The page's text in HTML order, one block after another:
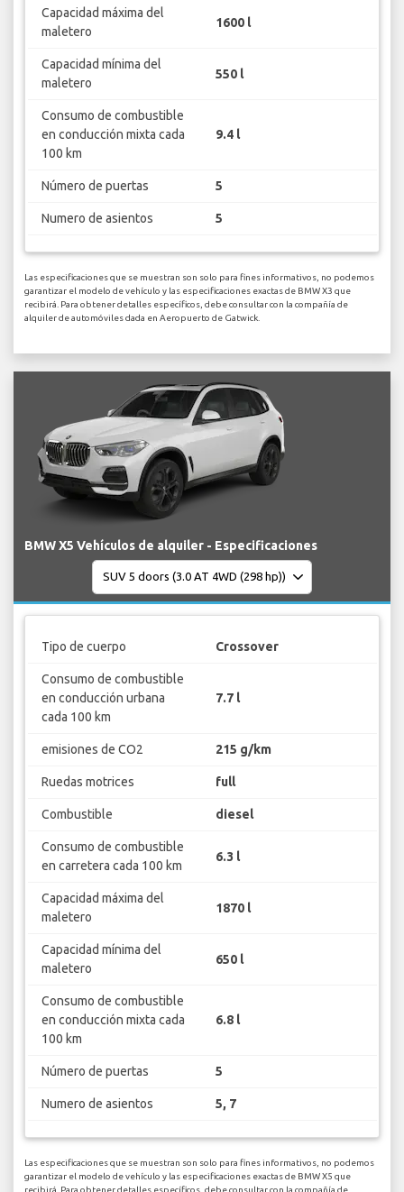
Capacidad máxima del
maletero
1600 l
Capacidad mínima del
maletero
550 l
Consumo de combustible
en conducción mixta cada
100 km
9.4 l
Número de puertas 5
Numero de asientos 5
Las especificaciones que se muestran son solo para fines informativos, no podemos
garantizar el modelo de vehículo y las especificaciones exactas de BMW X3 que
recibirá. Para obtener detalles específicos, debe consultar con la compañía de
alquiler de automóviles dada en Aeropuerto de Gatwick.
BMW X5 Vehículos de alquiler - Especificaciones
Tipo de cuerpo Crossover
Consumo de combustible
en conducción urbana
cada 100 km
7.7 l
emisiones de CO2 215 g/km
Ruedas motrices full
Combustible diesel
Consumo de combustible
en carretera cada 100 km
6.3 l
Capacidad máxima del
maletero
1870 l
Capacidad mínima del
maletero
650 l
Consumo de combustible
en conducción mixta cada
100 km
6.8 l
Número de puertas 5
Numero de asientos 5, 7
Las especificaciones que se muestran son solo para fines informativos, no podemos
garantizar el modelo de vehículo y las especificaciones exactas de BMW X5 que
recibirá. Para obtener detalles específicos, debe consultar con la compañía de